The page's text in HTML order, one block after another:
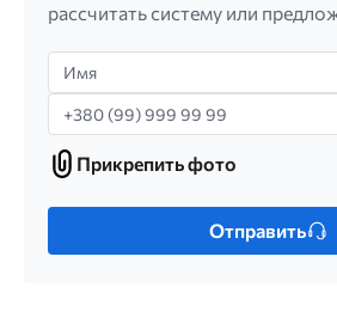
рассчитать систему или
Имя
Телефон
Прикрепить
фото
Прикрепить фото
Только
Отправить